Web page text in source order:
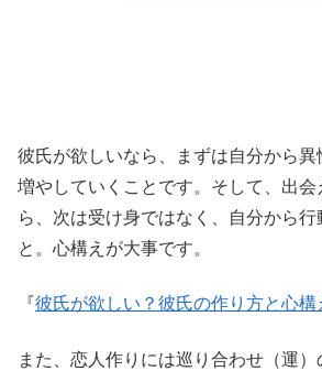
彼氏が欲しいなら、まずは自分から
増やしていくことです。そして、出会
ら、次は受け身ではなく、自分から行
と。心構えが大事です。
『彼氏が欲しい？彼氏の作り方と心構
また、恋人作りには巡り合わせ（運）